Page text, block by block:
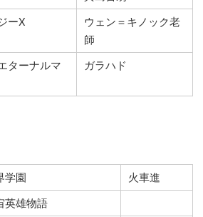
ーX
ウェン＝キノック老
師
ターナルマ
ガラハド
学園
火車進
英雄物語